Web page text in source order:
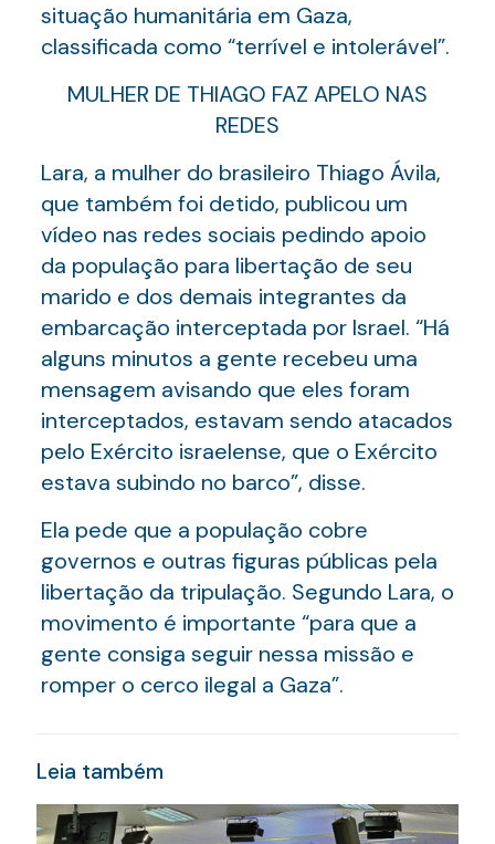
situação humanitária em Gaza,
classificada como “terrível e intolerável”.
MULHER DE THIAGO FAZ APELO NAS
REDES
Lara, a mulher do brasileiro Thiago Ávila,
que também foi detido, publicou um
vídeo nas redes sociais pedindo apoio
da população para libertação de seu
marido e dos demais integrantes da
embarcação interceptada por Israel. “Há
alguns minutos a gente recebeu uma
mensagem avisando que eles foram
interceptados, estavam sendo atacados
pelo Exército israelense, que o Exército
estava subindo no barco”, disse.
Ela pede que a população cobre
governos e outras figuras públicas pela
libertação da tripulação. Segundo Lara, o
movimento é importante “para que a
gente consiga seguir nessa missão e
romper o cerco ilegal a Gaza”.
Leia também